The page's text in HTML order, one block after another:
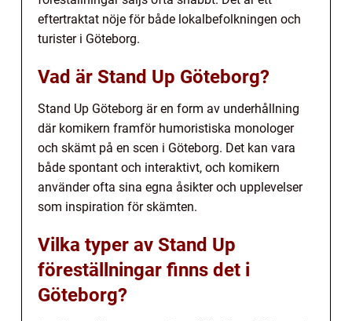
eftertraktat nöje för både lokalbefolkningen och
turister i Göteborg.
Vad är Stand Up Göteborg?
Stand Up Göteborg är en form av underhållning
där komikern framför humoristiska monologer
och skämt på en scen i Göteborg. Det kan vara
både spontant och interaktivt, och komikern
använder ofta sina egna åsikter och upplevelser
som inspiration för skämten.
Vilka typer av Stand Up
föreställningar finns det i
Göteborg?